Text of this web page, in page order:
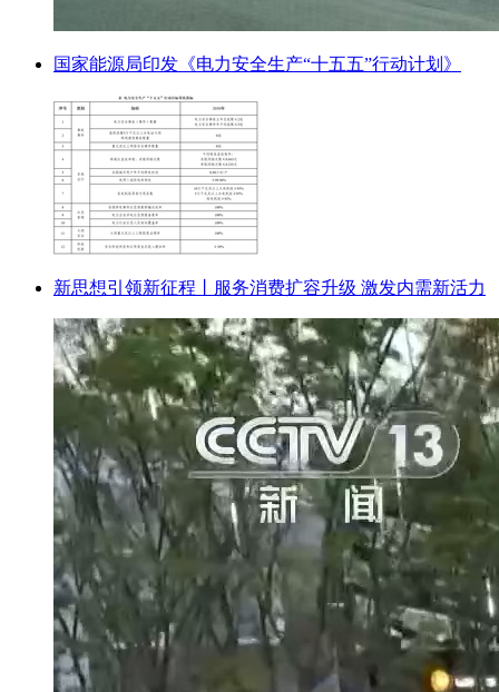
国家能源局印发《电力安全生产“十五五”行动计划》
新思想引领新征程丨服务消费扩容升级 激发内需新活力